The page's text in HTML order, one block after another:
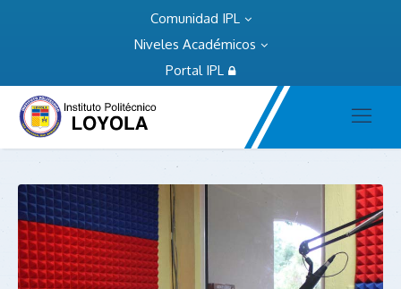
Comunidad IPL
Niveles Académicos
Portal IPL